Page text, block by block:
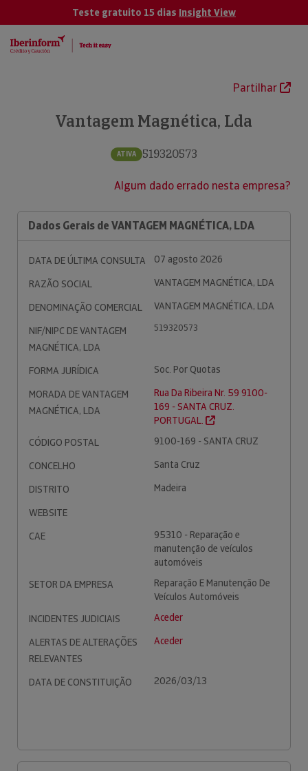
Teste gratuito 15 dias Insight View
Partilhar
Vantagem Magnética, Lda
ATIVA 519320573
Algum dado errado nesta empresa?
Dados Gerais de VANTAGEM MAGNÉTICA, LDA
DATA DE ÚLTIMA CONSULTA
07 agosto 2026
RAZÃO SOCIAL
VANTAGEM MAGNÉTICA, LDA
DENOMINAÇÃO COMERCIAL
VANTAGEM MAGNÉTICA, LDA
NIF/NIPC DE VANTAGEM
MAGNÉTICA, LDA
519320573
FORMA JURÍDICA
Soc. Por Quotas
MORADA DE VANTAGEM
MAGNÉTICA, LDA
Rua Da Ribeira Nr. 59 9100-
169 - SANTA CRUZ.
PORTUGAL.
CÓDIGO POSTAL
9100-169 - SANTA CRUZ
CONCELHO
Santa Cruz
DISTRITO
Madeira
WEBSITE
CAE
95310 - Reparação e
manutenção de veículos
automóveis
SETOR DA EMPRESA
Reparação E Manutenção De
Veículos Automóveis
INCIDENTES JUDICIAIS
Aceder
ALERTAS DE ALTERAÇÕES
RELEVANTES
Aceder
DATA DE CONSTITUIÇÃO 2026/03/13